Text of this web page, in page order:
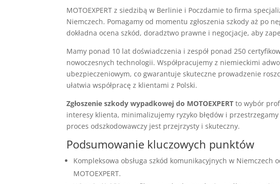
MOTOEXPERT z siedzibą w Berlinie i Poczdamie to firma
Niemczech. Pomagamy od momentu zgłoszenia szkody aż po
dokładna ocena szkód, doradztwo prawne i negocjacje, aby
Mamy ponad 10 lat doświadczenia i zespół ponad 250
nowoczesnych technologii. Współpracujemy z niemieckimi
ubezpieczeniowym, co gwarantuje skuteczne prowadzenie
ułatwia współpracę z klientami z Polski.
Zgłoszenie szkody wypadkowej do MOTOEXPERT to wybór
interesy klienta, minimalizujemy ryzyko błędów i
proces odszkodowawczy jest przejrzysty i skuteczny.
Podsumowanie kluczowych punktów
Kompleksowa obsługa szkód komunikacyjnych w Niemczech
MOTOEXPERT.